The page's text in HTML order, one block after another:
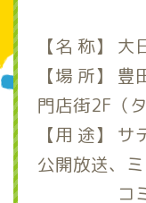
【名 称】
【場 所】
門店街2F（
【用 途】
公開放送、
コミュ